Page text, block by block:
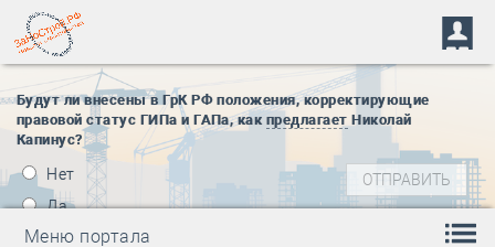
Будут ли внесены в ГрК РФ положения, корректирующие
правовой статус ГИПа и ГАПа, как предлагает Николай
Капинус?
Нет
Да
Меню портала